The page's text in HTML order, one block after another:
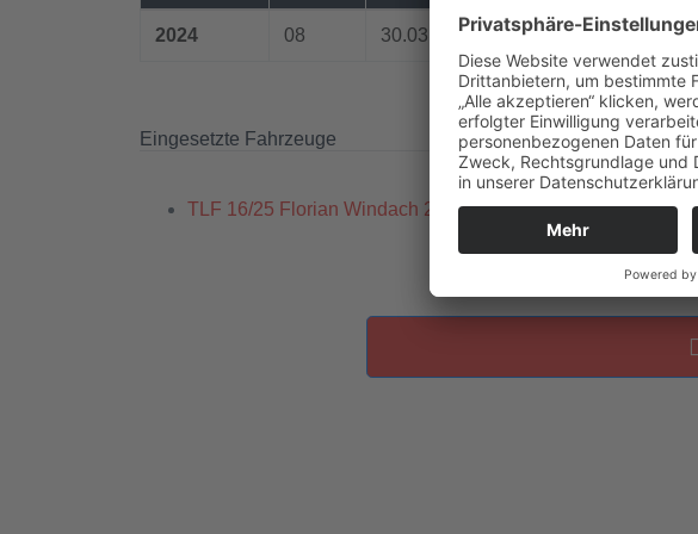
2024 08 30.03.2024 / 19:55 Uhr
Eingesetzte Fahrzeuge
TLF 16/25 Florian Windach 21/1